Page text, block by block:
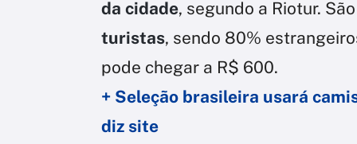
da cidade, segundo a Riotur.
turistas, sendo 80%
pode chegar a R$ 600.
+ Seleção brasileira usará
diz site